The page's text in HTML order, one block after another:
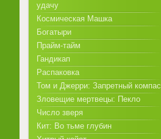
удачу
Космическая Машка
Богатыри
Прайм-тайм
Гандикап
Распаковка
Том и Джерри: Запретный компас
Зловещие мертвецы: Пекло
Число зверя
Кит: Во тьме глубин